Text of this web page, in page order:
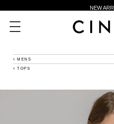
NEW
新規会員登録500ポ
夏季休業に伴う一部
ニュースレター登録で
toggle
navigation
MENS
TOPS